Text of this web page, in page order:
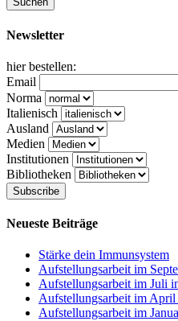
Newsletter
hier bestellen:
Email
Norma
Italienisch
Ausland
Medien
Institutionen
Bibliotheken
Neueste Beiträge
Stärke dein Immunsystem
Aufstellungsarbeit im
Aufstellungsarbeit im Juli
Aufstellungsarbeit im
Aufstellungsarbeit im